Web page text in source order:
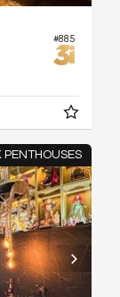
#885
PENTHOUSES